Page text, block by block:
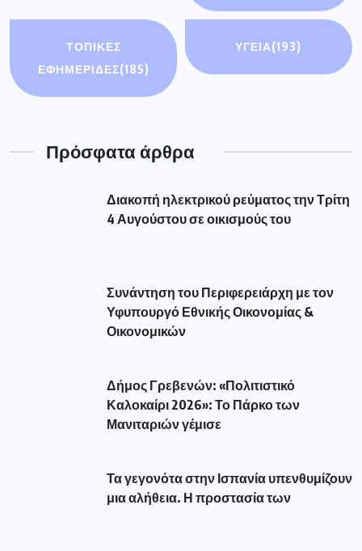
ΤΟΠΙΚΕΣ
ΕΦΗΜΕΡΙΔΕΣ(185)
ΥΓΕΙΑ(193)
Πρόσφατα άρθρα
Διακοπή ηλεκτρικού ρεύματος την Τρίτη
4 Αυγούστου σε οικισμούς του
Συνάντηση του Περιφερειάρχη με τον
Υφυπουργό Εθνικής Οικονομίας &
Οικονομικών
Δήμος Γρεβενών: «Πολιτιστικό
Καλοκαίρι 2026»: Το Πάρκο των
Μανιταριών γέμισε
Τα γεγονότα στην Ισπανία υπενθυμίζουν
μια αλήθεια. Η προστασία των